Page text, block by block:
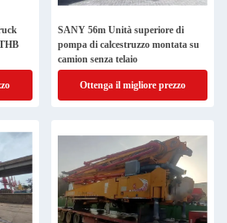
SANY 56m Unità superiore di
pompa di calcestruzzo montata su
camion senza telaio
Ottenga il migliore prezzo